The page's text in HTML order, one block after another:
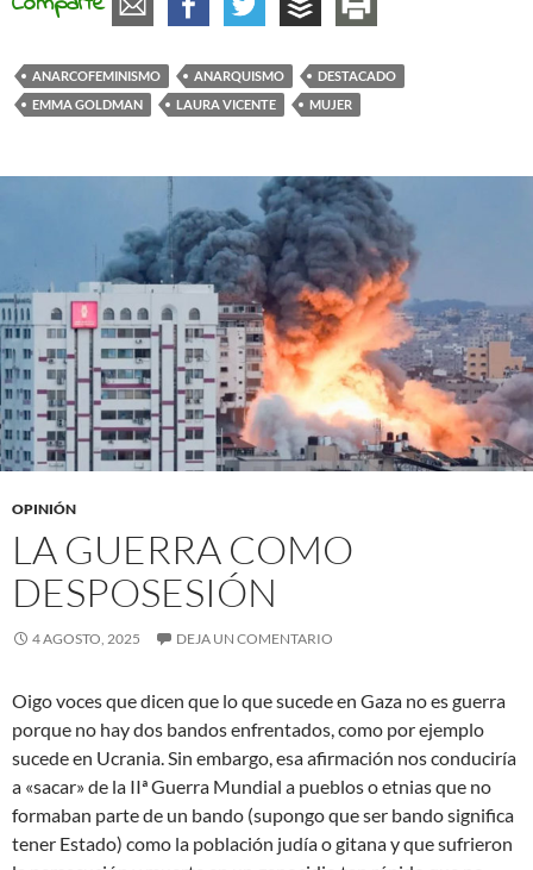
ANARCOFEMINISMO ANARQUISMO
DESTACADO
EMMA GOLDMAN
LAURA VICENTE MUJER
OPINIÓN
LA GUERRA COMO
DESPOSESIÓN
4 AGOSTO, 2025 DEJA UN COMENTARIO
Oigo voces que dicen que lo que sucede en Gaza no es guerra
porque no hay dos bandos enfrentados, como por ejemplo
sucede en Ucrania. Sin embargo, esa afirmación nos conduciría
a «sacar» de la IIª Guerra Mundial a pueblos o etnias que no
formaban parte de un bando (supongo que ser bando significa
tener Estado) como la población judía o gitana y que sufrieron